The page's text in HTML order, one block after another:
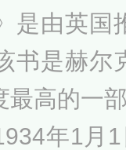
是由英国
书是赫尔
最高的一
年1月